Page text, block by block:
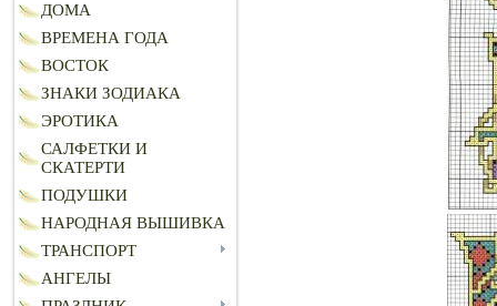
ДОМА
ВРЕМЕНА ГОДА
ВОСТОК
ЗНАКИ ЗОДИАКА
ЭРОТИКА
САЛФЕТКИ И
СКАТЕРТИ
ПОДУШКИ
НАРОДНАЯ ВЫШИВКА
ТРАНСПОРТ
АНГЕЛЫ